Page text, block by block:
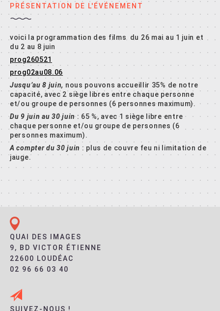
PRÉSENTATION DE L'ÉVÉNEMENT
voici la programmation des films du 26 mai au 1 juin et
du 2 au 8 juin
prog260521
prog02au08.06
Jusqu’au 8 juin, nous pouvons accueillir 35% de notre
capacité, avec 2 siège libres entre chaque personne
et/ou groupe de personnes (6 personnes maximum).
Du 9 juin au 30 juin: 65 %, avec 1 siège libre entre
chaque personne et/ou groupe de personnes (6
personnes maximum).
A compter du 30 juin : plus de couvre feu ni limitation de
jauge.
QUAI DES IMAGES
9, BD VICTOR ÉTIENNE
22600 LOUDÉAC
02 96 66 03 40
SUIVEZ-NOUS !